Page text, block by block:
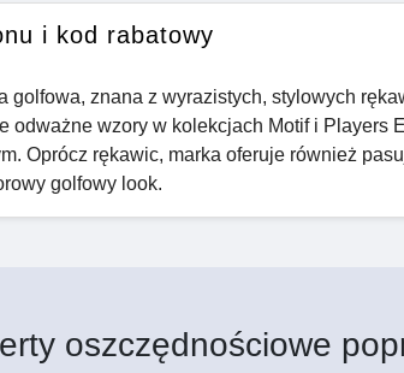
i kod rabatowy
golfowa, znana z wyrazistych, stylowych
odważne wzory w kolekcjach Motif i Players
Oprócz rękawic, marka oferuje również
golfowy look.
oszczędnościowe